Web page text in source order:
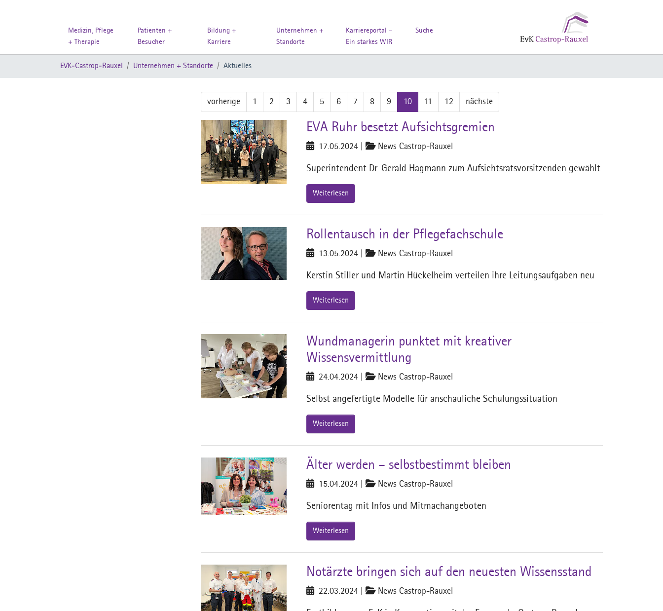
Medizin, Pflege
+ Therapie
Patienten +
Besucher
Bildung +
Karriere
Unternehmen +
Standorte
Karriereportal –
Ein starkes WIR
Suche
EVK-Castrop-Rauxel Unternehmen + Standorte Aktuelles
vorherige 1 2 3 4 5 6 7 8 9 10 11 12 nächste
EVA Ruhr besetzt Aufsichtsgremien
17.05.2024 News Castrop-Rauxel
Superintendent Dr. Gerald Hagmann zum Aufsichtsratsvorsitzenden gewählt
Weiterlesen
Rollentausch in der Pflegefachschule
13.05.2024 News Castrop-Rauxel
Kerstin Stiller und Martin Hückelheim verteilen ihre Leitungsaufgaben neu
Weiterlesen
Wundmanagerin punktet mit kreativer
Wissensvermittlung
24.04.2024 News Castrop-Rauxel
Selbst angefertigte Modelle für anschauliche Schulungssituation
Weiterlesen
Älter werden – selbstbestimmt bleiben
15.04.2024 News Castrop-Rauxel
Seniorentag mit Infos und Mitmachangeboten
Weiterlesen
Notärzte bringen sich auf den neuesten Wissensstand
22.03.2024 News Castrop-Rauxel